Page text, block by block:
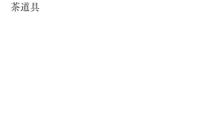
茶道具